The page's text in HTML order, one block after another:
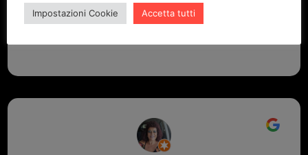
GRANDE PROFESSIONALITA' E DISPONIBILITA' - UN
Impostazioni Cookie Accetta tutti